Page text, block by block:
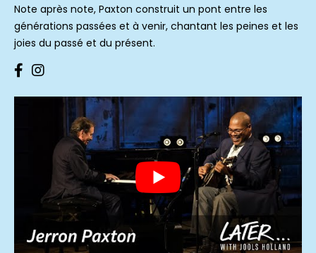
Note après note, Paxton construit un pont entre les
générations passées et à venir, chantant les peines et les
joies du passé et du présent.